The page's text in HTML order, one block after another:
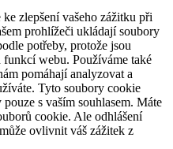
zlepšení vašeho zážitku při
prohlížeči ukládají soubory
potřeby, protože jsou
webu. Používáme také
pomáhají analyzovat a
Tyto soubory cookie
s vaším souhlasem. Máte
cookie. Ale odhlášení
ovlivnit váš zážitek z